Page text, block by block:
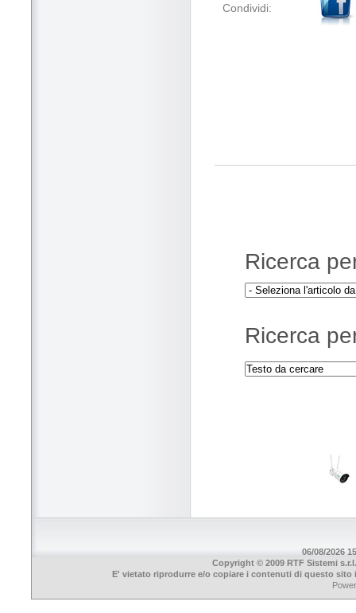
Condividi:
Ricerca
Ricerca
06/08/2026
Copyright © 2009 RTF Sistemi
E' vietato riprodurre e/o copiare i contenuti di questo